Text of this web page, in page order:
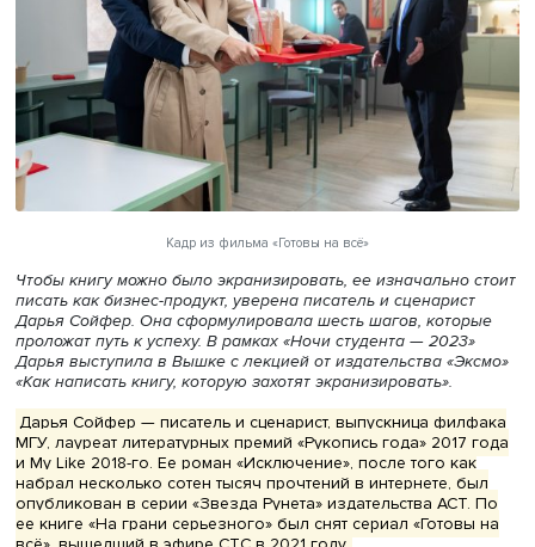
Кадр из фильма «Готовы на всё»
Чтобы книгу можно было экранизировать, ее
писать как бизнес-продукт, уверена писатель и
Дарья Сойфер. Она сформулировала шесть шагов,
проложат путь к успеху. В рамках «Ночи студента —
Дарья выступила в Вышке с лекцией от издательства
«Как написать книгу, которую захотят экранизировать».